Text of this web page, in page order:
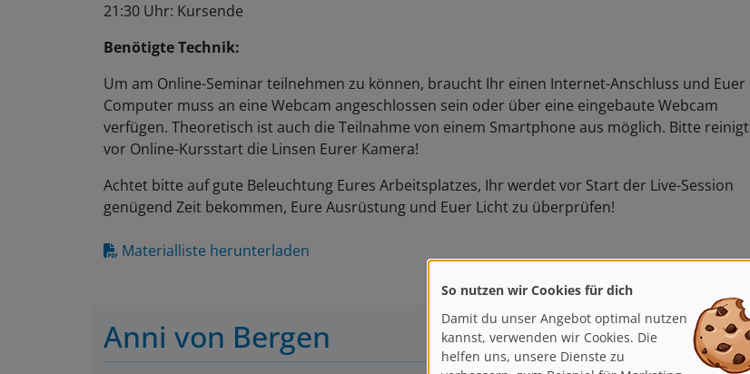
21:30 Uhr: Kursende
Benötigte Technik:
Um am Online-Seminar teilnehmen zu können, braucht Ihr einen Internet-Anschluss und Euer
Computer muss an eine Webcam angeschlossen sein oder über eine eingebaute Webcam
verfügen. Theoretisch ist auch die Teilnahme von einem Smartphone aus möglich. Bitte reinigt
vor Online-Kursstart die Linsen Eurer Kamera!
Achtet bitte auf gute Beleuchtung Eures Arbeitsplatzes, Ihr werdet vor Start der Live-Session
genügend Zeit bekommen, Eure Ausrüstung und Euer Licht zu überprüfen!
Materialliste herunterladen
Anni von Bergen
So nutzen wir Cookies für dich
Damit du unser Angebot optimal nutzen
kannst, verwenden wir Cookies. Die
helfen uns, unsere Dienste zu